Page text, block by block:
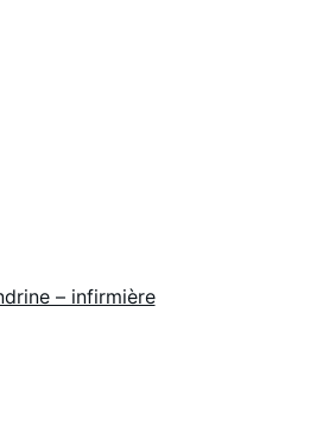
– infirmière